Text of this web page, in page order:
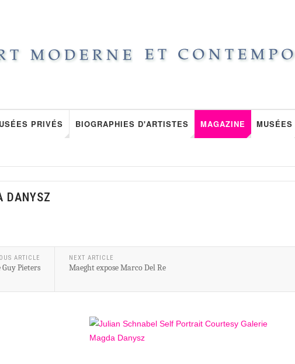
PRIVÉS BIOGRAPHIES D'ARTISTES MAGAZINE MUSÉES
DANYSZ
ARTICLE
Pieters
NEXT ARTICLE
Maeght expose Marco Del Re